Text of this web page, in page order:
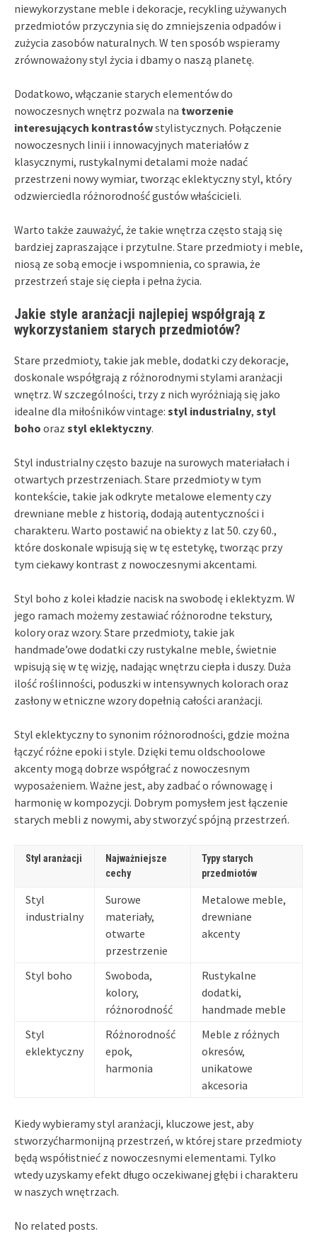
niewykorzystane meble i dekoracje, recykling używanych
przedmiotów przyczynia się do zmniejszenia odpadów i
zużycia zasobów naturalnych. W ten sposób wspieramy
zrównoważony styl życia i dbamy o naszą planetę.
Dodatkowo, włączanie starych elementów do
nowoczesnych wnętrz pozwala na tworzenie
interesujących kontrastówstylistycznych. Połączenie
nowoczesnych linii i innowacyjnych materiałów z
klasycznymi, rustykalnymi detalami może nadać
przestrzeni nowy wymiar, tworząc eklektyczny styl, który
odzwierciedla różnorodność gustów właścicieli.
Warto także zauważyć, że takie wnętrza często stają się
bardziej zapraszające i przytulne. Stare przedmioty i meble,
niosą ze sobą emocje i wspomnienia, co sprawia, że
przestrzeń staje się ciepła i pełna życia.
Jakie style aranżacji najlepiej współgrają z
wykorzystaniem starych przedmiotów?
Stare przedmioty, takie jak meble, dodatki czy dekoracje,
doskonale współgrają z różnorodnymi stylami aranżacji
wnętrz. W szczególności, trzy z nich wyróżniają się jako
idealne dla miłośników vintage: styl industrialny, styl
boho oraz styl eklektyczny.
Styl industrialny często bazuje na surowych materiałach i
otwartych przestrzeniach. Stare przedmioty w tym
kontekście, takie jak odkryte metalowe elementy czy
drewniane meble z historią, dodają autentyczności i
charakteru. Warto postawić na obiekty z lat 50. czy 60.,
które doskonale wpisują się w tę estetykę, tworząc przy
tym ciekawy kontrast z nowoczesnymi akcentami.
Styl boho z kolei kładzie nacisk na swobodę i eklektyzm. W
jego ramach możemy zestawiać różnorodne tekstury,
kolory oraz wzory. Stare przedmioty, takie jak
handmade’owe dodatki czy rustykalne meble, świetnie
wpisują się w tę wizję, nadając wnętrzu ciepła i duszy. Duża
ilość roślinności, poduszki w intensywnych kolorach oraz
zasłony w etniczne wzory dopełnią całości aranżacji.
Styl eklektyczny to synonim różnorodności, gdzie można
łączyć różne epoki i style. Dzięki temu oldschoolowe
akcenty mogą dobrze współgrać z nowoczesnym
wyposażeniem. Ważne jest, aby zadbać o równowagę i
harmonię w kompozycji. Dobrym pomysłem jest łączenie
starych mebli z nowymi, aby stworzyć spójną przestrzeń.
Styl aranżacji
Najważniejsze
cechy
Typy starych
przedmiotów
Styl
industrialny
Surowe
materiały,
otwarte
przestrzenie
Metalowe meble,
drewniane
akcenty
Styl boho
Swoboda,
kolory,
różnorodność
Rustykalne
dodatki,
handmade meble
Styl
eklektyczny
Różnorodność
epok,
harmonia
Meble z różnych
okresów,
unikatowe
akcesoria
Kiedy wybieramy styl aranżacji, kluczowe jest, aby
stworzyćharmonijną przestrzeń, w której stare przedmioty
będą współistnieć z nowoczesnymi elementami. Tylko
wtedy uzyskamy efekt długo oczekiwanej głębi i charakteru
w naszych wnętrzach.
No related posts.